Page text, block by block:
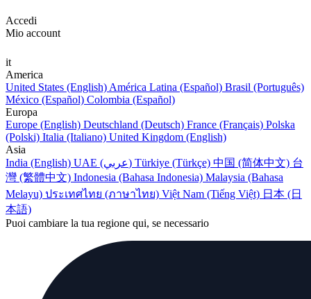
Accedi
Mio account
it
America
United States (English) América Latina (Español) Brasil (Português)
México (Español) Colombia (Español)
Europa
Europe (English) Deutschland (Deutsch) France (Français) Polska
(Polski) Italia (Italiano) United Kingdom (English)
Asia
India (English)
UAE (عربي) Türkiye (Türkçe) 中国 (简体中文) 台
灣 (繁體中文) Indonesia (Bahasa Indonesia) Malaysia (Bahasa
Melayu) ประเทศไทย (ภาษาไทย) Việt Nam (Tiếng Việt) 日本 (日
本語)
Puoi cambiare la tua regione qui, se necessario